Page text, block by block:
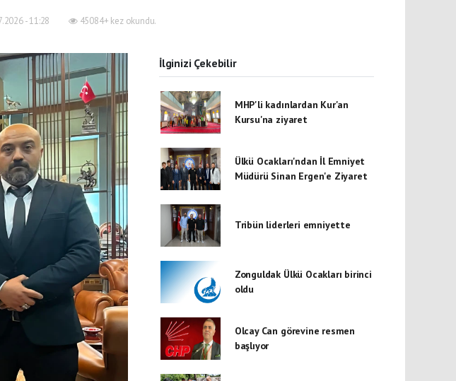
- 11:28 45084+ kez okundu.
İlginizi Çekebilir
MHP'li kadınlardan Kur'an
Kursu'na ziyaret
Ülkü Ocakları'ndan İl Emniyet
Müdürü Sinan Ergen'e Ziyaret
Tribün liderleri emniyette
Zonguldak Ülkü Ocakları birinci
oldu
Olcay Can görevine resmen
başlıyor